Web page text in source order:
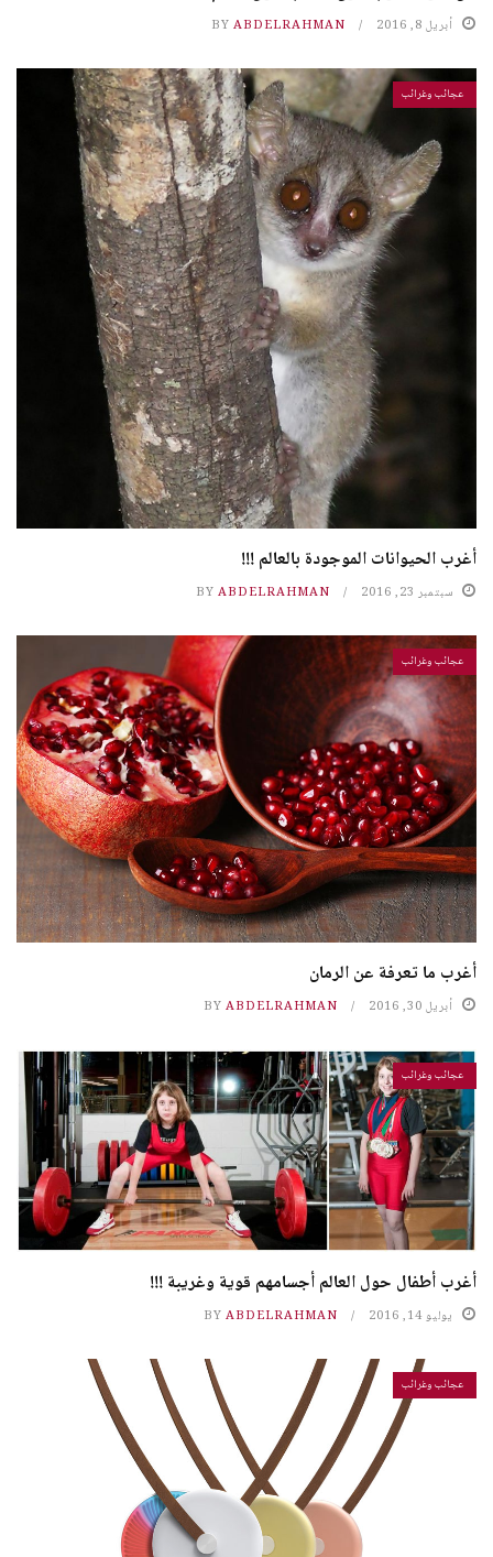
أبريل 8, 2016 BY ABDELRAHMAN
عجائب وغرائب
أغرب الحيوانات الموجودة بالعالم !!!
سبتمبر 23, 2016 BY ABDELRAHMAN
عجائب وغرائب
أغرب ما تعرفة عن الرمان
أبريل 30, 2016 BY ABDELRAHMAN
عجائب وغرائب
أغرب أطفال حول العالم أجسامهم قوية وغريبة !!!
يوليو 14, 2016 BY ABDELRAHMAN
عجائب وغرائب